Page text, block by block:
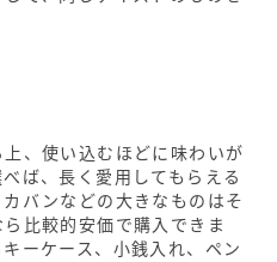
、使い込むほどに味わいが
ば、長く愛用してもらえる
バンなどの大きなものはそ
比較的安価で購入できま
ーケース、小銭入れ、ペン